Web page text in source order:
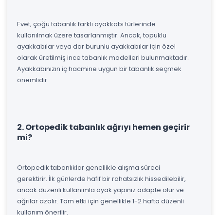
Evet, çoğu tabanlık farklı ayakkabı türlerinde
kullanılmak üzere tasarlanmıştır. Ancak, topuklu
ayakkabılar veya dar burunlu ayakkabılar için özel
olarak üretilmiş ince tabanlık modelleri bulunmaktadır.
Ayakkabınızın iç hacmine uygun bir tabanlık seçmek
önemlidir.
2. Ortopedik tabanlık ağrıyı hemen geçirir
mi?
Ortopedik tabanlıklar genellikle alışma süreci
gerektirir. İlk günlerde hafif bir rahatsızlık hissedilebilir,
ancak düzenli kullanımla ayak yapınız adapte olur ve
ağrılar azalır. Tam etki için genellikle 1-2 hafta düzenli
kullanım önerilir.